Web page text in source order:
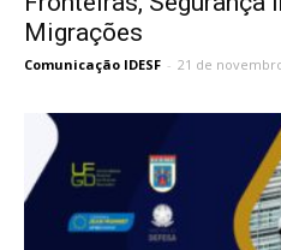
Migrações
Comunicação IDESF - 21 de